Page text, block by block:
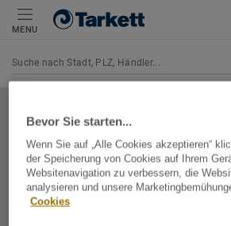
MENU
39
Bevor Sie starten...
Wenn Sie auf „Alle Cookies akzeptieren“
der Speicherung von Cookies auf Ihrem
Websitenavigation zu verbessern, die
analysieren und unsere
Cookies